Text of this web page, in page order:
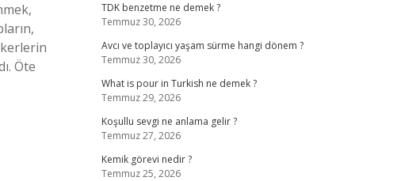
Öte
TDK benzetme ne demek ?
Temmuz 30, 2026
Avcı ve toplayıcı yaşam sürme hangi dönem ?
Temmuz 30, 2026
What is pour in Turkish ne demek ?
Temmuz 29, 2026
Koşullu sevgi ne anlama gelir ?
Temmuz 27, 2026
Kemik görevi nedir ?
Temmuz 25, 2026